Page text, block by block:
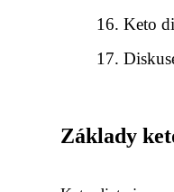
Keto
Základy